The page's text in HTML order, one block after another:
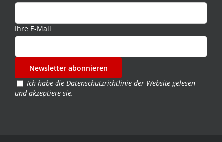
Ihre E-Mail
Ich habe die Datenschutzrichtlinie der Website gelesen
und akzeptiere sie.